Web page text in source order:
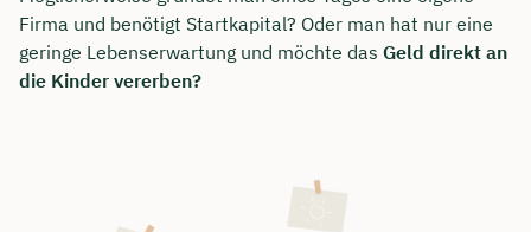
Firma und benötigt Startkapital? Oder man hat nur eine
geringe Lebenserwartung und möchte das Geld direkt an
die Kinder vererben?